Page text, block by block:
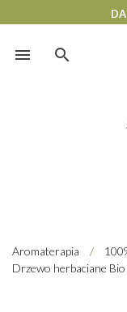
Skip
Aromaterapia /
Drzewo herbaciane